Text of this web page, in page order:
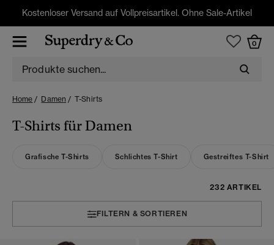
Kostenloser Versand auf Vollpreisartikel. Ohne Sale-Artikel
0
Home Damen T-Shirts
T-Shirts für Damen
Grafische T-Shirts Schlichtes T-Shirt Gestreiftes T-Shirt
232 ARTIKEL
FILTERN & SORTIEREN